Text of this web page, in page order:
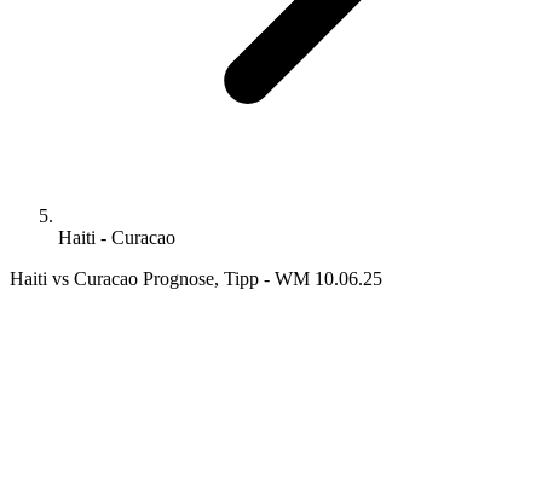
Haiti - Curacao
Haiti vs Curacao Prognose, Tipp - WM 10.06.25